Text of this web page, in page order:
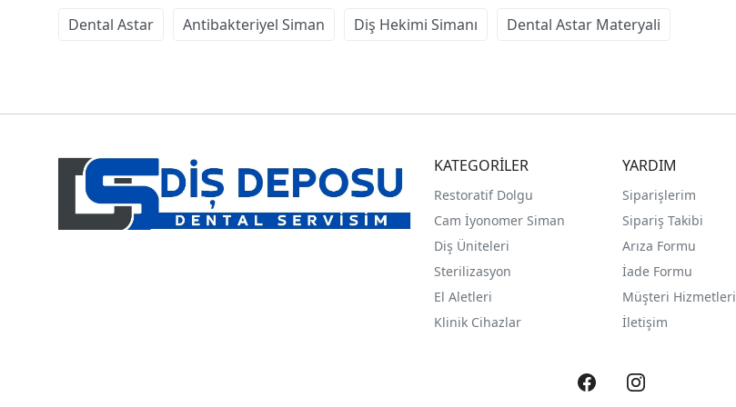
Dental Astar Antibakteriyel Siman Diş Hekimi Simanı Dental Astar Materyali
KATEGORİLER
Restoratif Dolgu
Cam İyonomer Siman
Diş Üniteleri
Sterilizasyon
El Aletleri
Klinik Cihazlar
YARDIM
Siparişlerim
Sipariş Takibi
Arıza Formu
İade Formu
Müşteri Hizmetleri
İletişim